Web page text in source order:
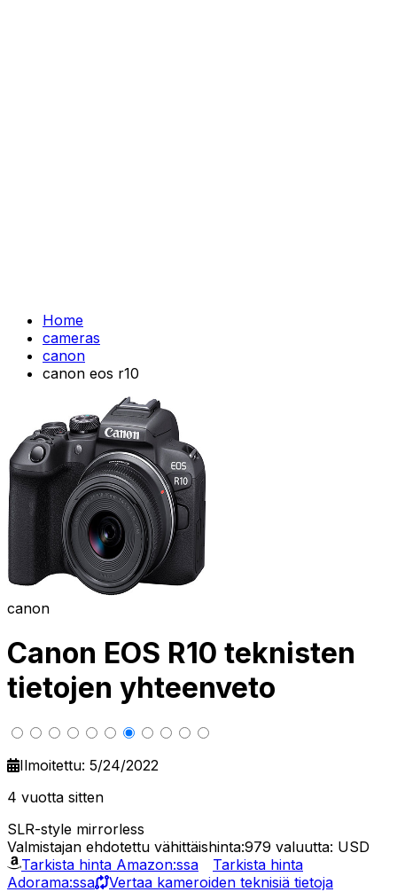
Home
cameras
canon
canon eos r10
canon
Canon EOS R10 teknisten
tietojen yhteenveto
Ilmoitettu: 5/24/2022
4 vuotta sitten
SLR-style mirrorless
Valmistajan ehdotettu vähittäishinta:979 valuutta: USD
Tarkista hinta Amazon:ssa
Tarkista hinta
Adorama:ssa
Vertaa kameroiden teknisiä tietoja